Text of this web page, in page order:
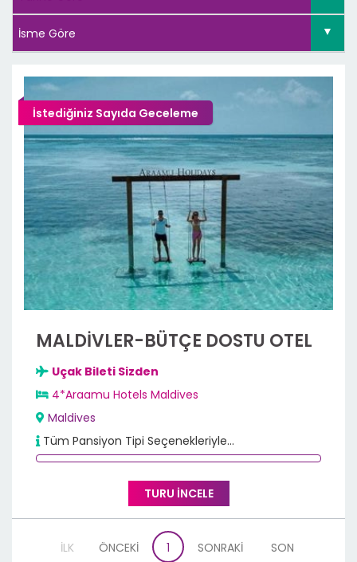
İstediğiniz Sayıda Geceleme
MALDİVLER-BÜTÇE DOSTU OTEL
Uçak Bileti Sizden
4*Araamu Hotels Maldives
Maldives
Tüm Pansiyon Tipi Seçenekleriyle...
TURU İNCELE
İLK ÖNCEKİ 1 SONRAKİ SON